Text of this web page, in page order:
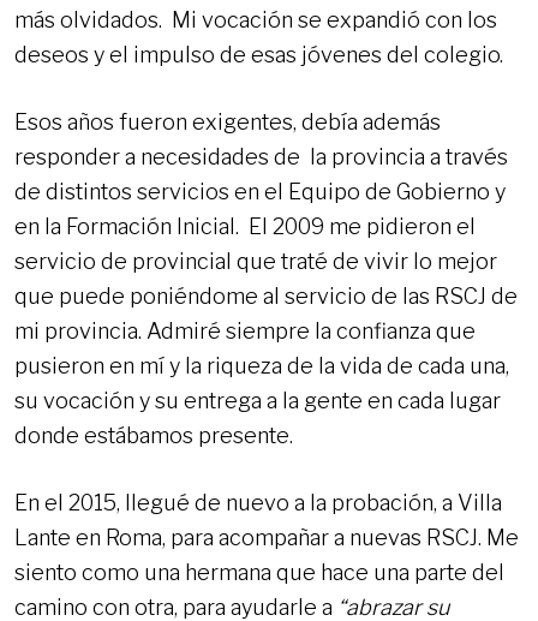
más olvidados. Mi vocación se expandió con los
deseos y el impulso de esas jóvenes del colegio.
Esos años fueron exigentes, debía además
responder a necesidades de la provincia a través
de distintos servicios en el Equipo de Gobierno y
en la Formación Inicial. El 2009 me pidieron el
servicio de provincial que traté de vivir lo mejor
que puede poniéndome al servicio de las RSCJ de
mi provincia. Admiré siempre la confianza que
pusieron en mí y la riqueza de la vida de cada una,
su vocación y su entrega a la gente en cada lugar
donde estábamos presente.
En el 2015, llegué de nuevo a la probación, a Villa
Lante en Roma, para acompañar a nuevas RSCJ. Me
siento como una hermana que hace una parte del
camino con otra, para ayudarle a “abrazar su